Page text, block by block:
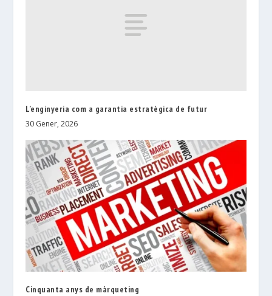
L’enginyeria com a garantia estratègica de futur
30 Gener, 2026
Cinquanta anys de màrqueting